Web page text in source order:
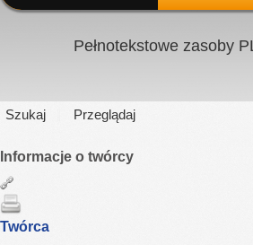
Pełnotekstowe zasoby
Szukaj Przeglądaj
Informacje o twórcy
Twórca